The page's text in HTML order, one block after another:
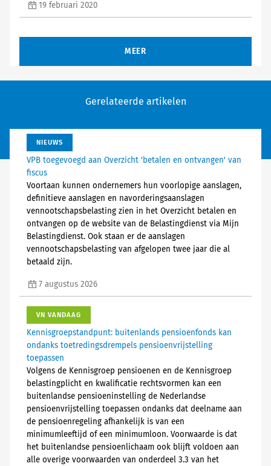
19 februari 2020
MEER
Gerelateerde artikelen
NIEUWS
VPB toegevoegd aan Overzicht 'betalen en ontvangen' van
fiscus
Voortaan kunnen ondernemers hun voorlopige aanslagen,
definitieve aanslagen en navorderingsaanslagen
vennootschapsbelasting zien in het Overzicht betalen en
ontvangen op de website van de Belastingdienst via Mijn
Belastingdienst. Ook staan er de aanslagen
vennootschapsbelasting van afgelopen twee jaar die al
betaald zijn.
7 augustus 2026
VN VANDAAG
Kennisgroepstandpunt: buitenlands pensioenfonds kan
ondanks toetredingsdrempels pensioenvrijstelling
toepassen
Volgens de Kennisgroep pensioenen en de Kennisgroep
belastingplicht en kwalificatie rechtsvormen kan een
buitenlandse pensioeninstelling de Nederlandse
pensioenvrijstelling toepassen ondanks dat deelname aan
de pensioenregeling afhankelijk is van een
minimumleeftijd of een minimumloon. Voorwaarde is dat
het buitenlandse pensioenlichaam ook blijft voldoen aan
alle overige voorwaarden van onderdeel 3.3 van het